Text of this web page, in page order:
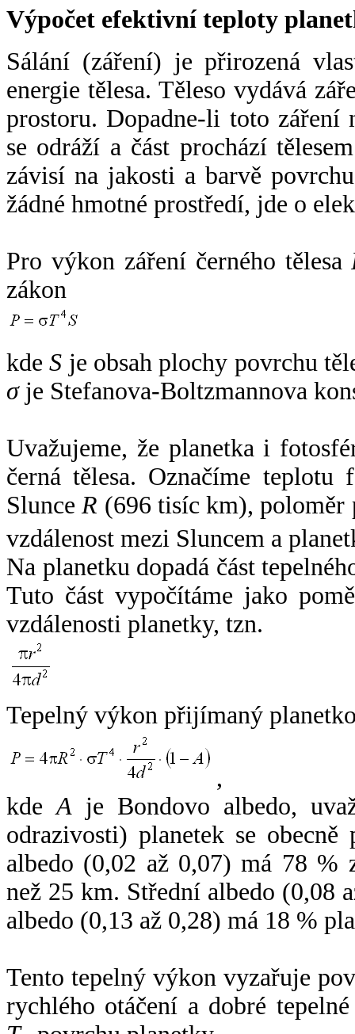
Výpočet efektivní teploty
Sálání (záření) je přirozená
energie tělesa. Těleso vydává
prostoru. Dopadne-li toto záření
se odráží a část prochází
závisí na jakosti a barvě
žádné hmotné prostředí, jde o
Pro výkon záření černého tělesa
zákon
kdeS je obsah plochy povrchu
σje Stefanova-Boltzmannova
Uvažujeme, že planetka i
černá tělesa. Označíme
SlunceR (696 tisíc km),
vzdálenost mezi Sluncem a
Na planetku dopadá část
Tuto část vypočítáme jako
vzdálenosti planetky, tzn.
Tepelný výkon přijímaný
,
kdeA je Bondovo albedo,
odrazivosti) planetek se
albedo (0,02 až 0,07) má 78 %
než 25 km. Střední albedo (0,08
albedo (0,13 až 0,28) má 18 %
Tento tepelný výkon vyzařuje
rychlého otáčení a dobré